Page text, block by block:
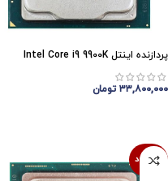
پردازنده اینتل Intel Core i9 9900K
۳۳,۸۰۰,۰۰۰ تومان
ناموجود